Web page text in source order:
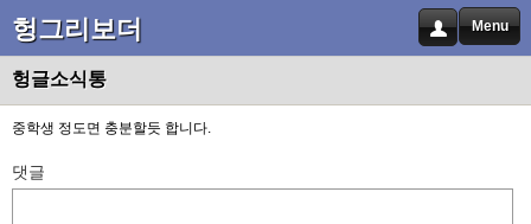
헝그리보더 Menu
헝글소식통
중학생 정도면 충분할듯 합니다.
댓글